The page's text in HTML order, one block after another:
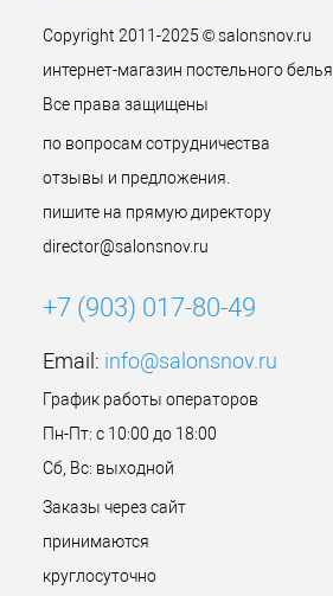
Copyright 2011-2025 © salonsnov.ru
интернет-магазин постельного белья.
Все права защищены
по вопросам сотрудничества
отзывы и предложения.
пишите на прямую директору
director@salonsnov.ru
+7 (903) 017-80-49
Email: info@salonsnov.ru
График работы операторов
Пн-Пт: с 10:00 до 18:00
Сб, Вс: выходной
Заказы через сайт
принимаются
круглосуточно